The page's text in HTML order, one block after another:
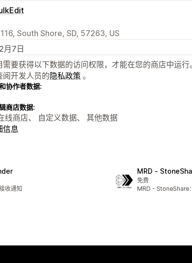
South Shore, SD, 57263, US
月7日
需要获得以下数据的访问权限，才能在您的商店中运行
阅开发人员的隐私政策 。
协作者数据:
商店数据:
线商店、 自定义数据、 其他数据
信息
收通知
MRD ‑
免费
MRD - StoneShare